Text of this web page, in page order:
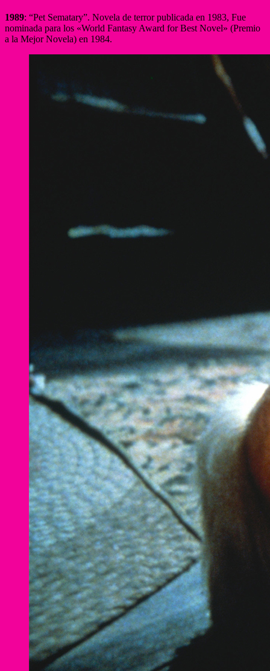
1989: “Pet Sematary”. Novela de terror publicada en 1983, Fue
nominada para los «World Fantasy Award for Best Novel» (Premio
a la Mejor Novela) en 1984.